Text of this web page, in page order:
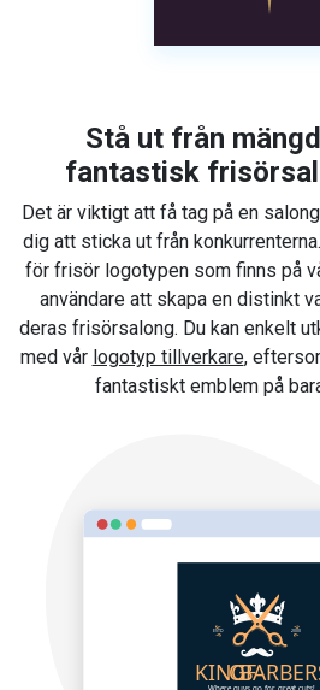
Stå ut från
fantastisk
Det är viktigt att få tag på en
dig att sticka ut från
för frisör logotypen som finns på
användare att skapa en distinkt
deras frisörsalong. Du kan enkelt
med vår logotyp tillverkare,
fantastiskt emblem på